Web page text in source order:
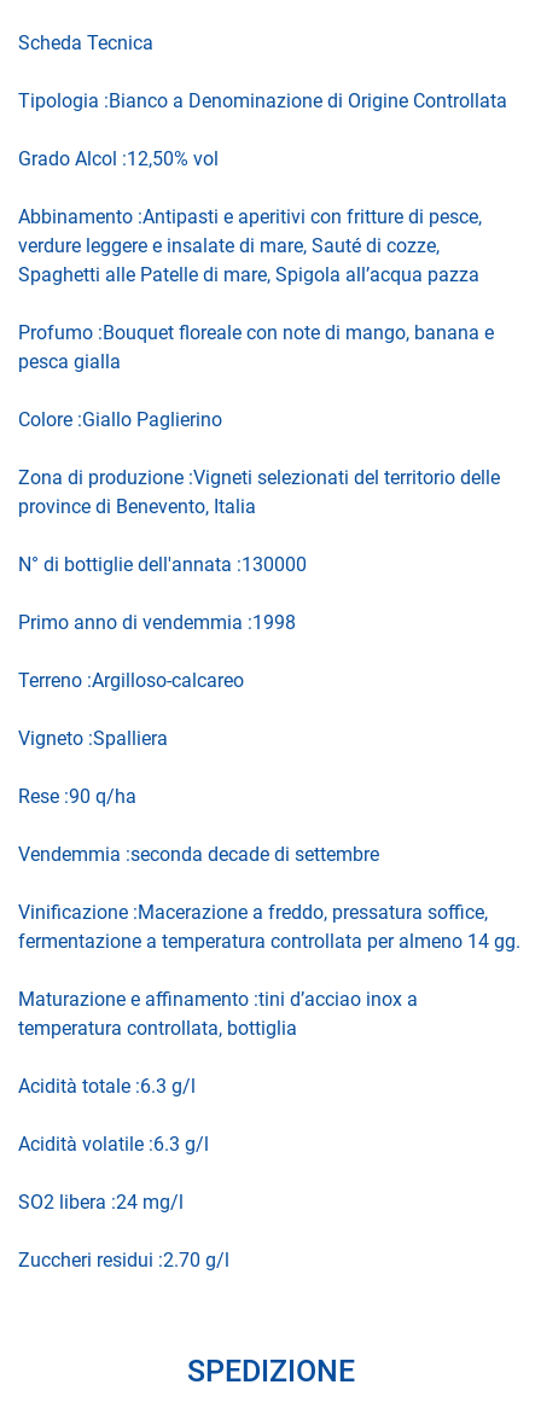
Scheda Tecnica
Tipologia :Bianco a Denominazione di Origine Controllata
Grado Alcol :12,50% vol
Abbinamento :Antipasti e aperitivi con fritture di pesce,
verdure leggere e insalate di mare, Sauté di cozze,
Spaghetti alle Patelle di mare, Spigola all’acqua pazza
Profumo :Bouquet floreale con note di mango, banana e
pesca gialla
Colore :Giallo Paglierino
Zona di produzione :Vigneti selezionati del territorio delle
province di Benevento, Italia
N° di bottiglie dell'annata :130000
Primo anno di vendemmia :1998
Terreno :Argilloso-calcareo
Vigneto :Spalliera
Rese :90 q/ha
Vendemmia :seconda decade di settembre
Vinificazione :Macerazione a freddo, pressatura soffice,
fermentazione a temperatura controllata per almeno 14 gg.
Maturazione e affinamento :tini d’acciao inox a
temperatura controllata, bottiglia
Acidità totale :6.3 g/l
Acidità volatile :6.3 g/l
SO2 libera :24 mg/l
Zuccheri residui :2.70 g/l
SPEDIZIONE